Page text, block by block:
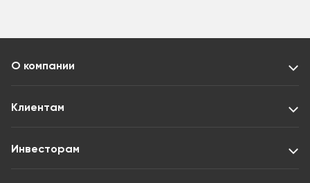
О компании
Клиентам
Инвесторам